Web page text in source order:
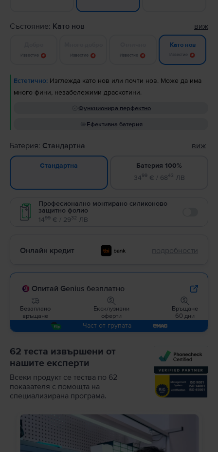
Състояние: Като нов виж
Известие Известие Известие
Като нов
Известие
Естетично: Изглежда като нов или почти нов. Може да има
много фини, незабележими драскотини.
Функционира перфектно
Ефективна батерия
Батерия: Стандартна виж
Стандартна
Батерия 100%
3499€ / 6843 ЛВ
Професионално монтирано силиконово
защитно фолио
1499 € / 2932 ЛВ
Онлайн кредит подробности
Опитай Genius безплатно
Безаплано
връщане
Ексклузивни
оферти
Връщане
60 дни
Част от групата
62 теста извършени от
нашите експерти
Всеки продукт се тества по 62
показателя с помощта на
специализирана програма.